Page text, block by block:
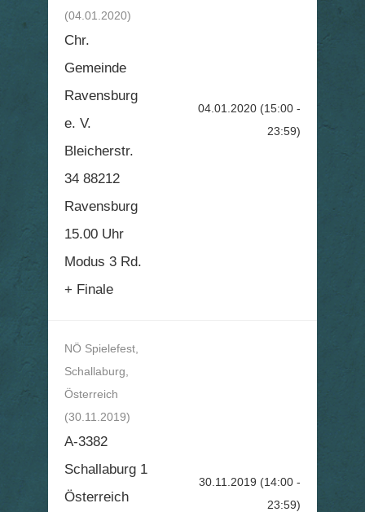
(04.01.2020)
Chr.
Gemeinde
Ravensburg
e. V.
Bleicherstr.
34 88212
Ravensburg
15.00 Uhr
Modus 3 Rd.
+ Finale
04.01.2020 (15:00 -
23:59)
NÖ Spielefest,
Schallaburg,
Österreich
(30.11.2019)
A-3382
Schallaburg 1
Österreich
30.11.2019 (14:00 -
23:59)